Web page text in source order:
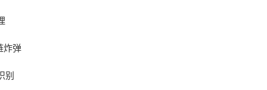
炸弹
别